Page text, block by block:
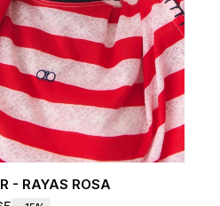
- RAYAS ROSA